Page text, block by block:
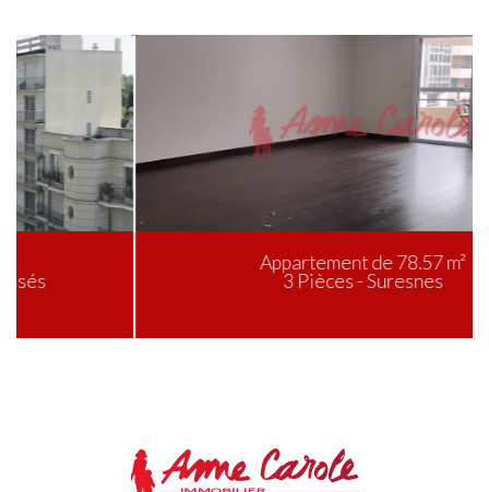
Appartement de 78.57 m²
3 Pièces - Suresnes